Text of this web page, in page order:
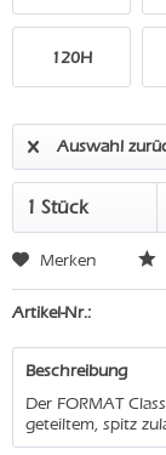
120H
Auswahl
Merken
Artikel-Nr.:
Beschreibung
Der FORMAT
geteiltem, spitz